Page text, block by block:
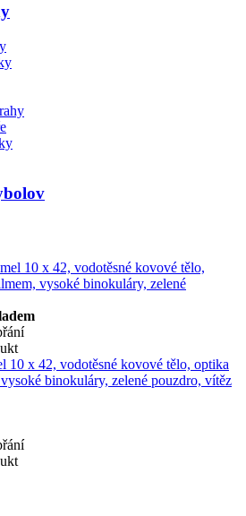
10 x 42, vodotěsné kovové tělo, optika
binokuláry, zelené pouzdro, vítěz